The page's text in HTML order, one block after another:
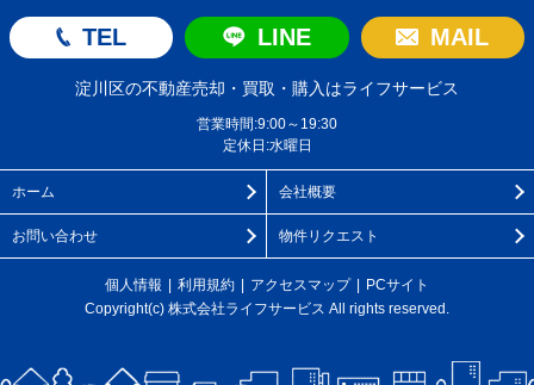
TEL LINE MAIL
淀川区の不動産売却・買取・購入はライフサービス
営業時間:9:00～19:30
定休日:水曜日
ホーム 会社概要
お問い合わせ 物件リクエスト
個人情報 利用規約 アクセスマップ
PCサイト
Copyright(c) 株式会社ライフサービス All rights reserved.